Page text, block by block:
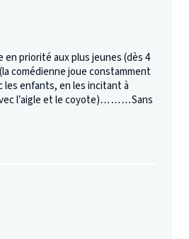
en priorité aux plus jeunes (dès 4
comédienne joue constamment
les enfants, en les incitant à
l’aigle et le coyote)………Sans